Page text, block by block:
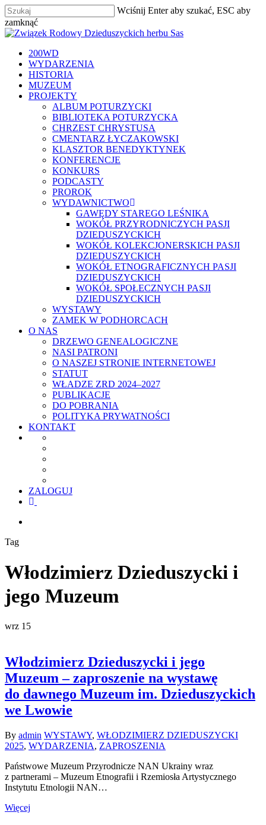
Skip
to
main
Wciśnij Enter aby szukać, ESC aby
zamknąć
Zamknij
szukaj
Menu
200WD
WYDARZENIA
HISTORIA
MUZEUM
PROJEKTY
ALBUM POTURZYCKI
BIBLIOTEKA POTURZYCKA
CHRZEST CHRYSTUSA
CMENTARZ ŁYCZAKOWSKI
KLASZTOR BENEDYKTYNEK
KONFERENCJE
KONKURS
PODCASTY
PROROK
WYDAWNICTWO
GAWĘDY STAREGO LEŚNIKA
WOKÓŁ PRZYRODNICZYCH PASJI
DZIEDUSZYCKICH
WOKÓŁ KOLEKCJONERSKICH PASJI
DZIEDUSZYCKICH
WOKÓŁ ETNOGRAFICZNYCH PASJI
DZIEDUSZYCKICH
WOKÓŁ SPOŁECZNYCH PASJI
DZIEDUSZYCKICH
WYSTAWY
ZAMEK W PODHORCACH
O NAS
DRZEWO GENEALOGICZNE
NASI PATRONI
O NASZEJ STRONIE INTERNETOWEJ
STATUT
WŁADZE ZRD 2024–2027
PUBLIKACJE
DO POBRANIA
POLITYKA PRYWATNOŚCI
KONTAKT
ZALOGUJ
facebook
Tag
Włodzimierz Dzieduszycki i
jego Muzeum
wrz 15
Włodzimierz Dzieduszycki i jego
Muzeum – zaproszenie na wystawę
do dawnego Muzeum im. Dzieduszyckich
we Lwowie
By admin WYSTAWY, WŁODZIMIERZ DZIEDUSZYCKI
2025, WYDARZENIA, ZAPROSZENIA
Państwowe Muzeum Przyrodnicze NAN Ukrainy wraz
z partnerami – Muzeum Etnografii i Rzemiosła Artystycznego
Instytutu Etnologii NAN…
Więcej